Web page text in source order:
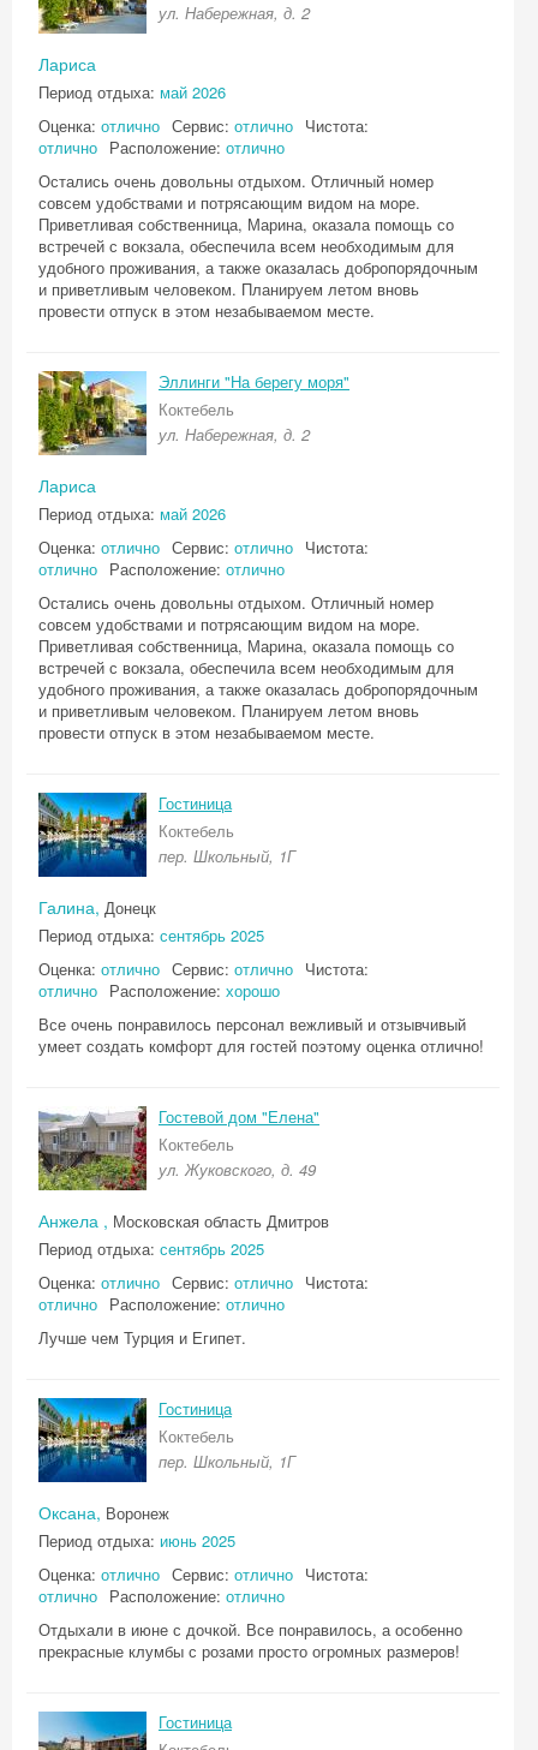
ул. Набережная, д. 2
Лариса
Период отдыха: май 2026
Оценка: отлично Сервис: отлично Чистота:
отлично Расположение: отлично
Остались очень довольны отдыхом. Отличный номер
совсем удобствами и потрясающим видом на море.
Приветливая собственница, Марина, оказала помощь со
встречей с вокзала, обеспечила всем необходимым для
удобного проживания, а также оказалась добропорядочным
и приветливым человеком. Планируем летом вновь
провести отпуск в этом незабываемом месте.
Эллинги "На берегу моря"
Коктебель
ул. Набережная, д. 2
Лариса
Период отдыха: май 2026
Оценка: отлично Сервис: отлично Чистота:
отлично Расположение: отлично
Остались очень довольны отдыхом. Отличный номер
совсем удобствами и потрясающим видом на море.
Приветливая собственница, Марина, оказала помощь со
встречей с вокзала, обеспечила всем необходимым для
удобного проживания, а также оказалась добропорядочным
и приветливым человеком. Планируем летом вновь
провести отпуск в этом незабываемом месте.
Гостиница
Коктебель
пер. Школьный, 1Г
Галина, Донецк
Период отдыха: сентябрь 2025
Оценка: отлично Сервис: отлично Чистота:
отлично Расположение: хорошо
Все очень понравилось персонал вежливый и отзывчивый
умеет создать комфорт для гостей поэтому оценка отлично!
Гостевой дом "Елена"
Коктебель
ул. Жуковского, д. 49
Анжела , Московская область Дмитров
Период отдыха: сентябрь 2025
Оценка: отлично Сервис: отлично Чистота:
отлично Расположение: отлично
Лучше чем Турция и Египет.
Гостиница
Коктебель
пер. Школьный, 1Г
Оксана, Воронеж
Период отдыха: июнь 2025
Оценка: отлично Сервис: отлично Чистота:
отлично Расположение: отлично
Отдыхали в июне с дочкой. Все понравилось, а особенно
прекрасные клумбы с розами просто огромных размеров!
Гостиница